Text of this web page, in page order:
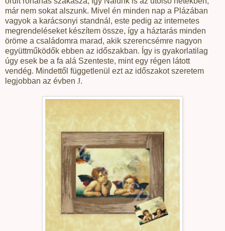
már nem sokat alszunk. Mivel én minden nap a Plázában
vagyok a karácsonyi standnál, este pedig az internetes
megrendeléseket készítem össze, így a háztarás minden
öröme a családomra marad, akik szerencsémre nagyon
együttműködők ebben az időszakban. Így is gyakorlatilag
úgy esek be a fa alá Szenteste, mint egy régen látott
vendég. Mindettől függetlenül ezt az időszakot szeretem
legjobban az évben J.